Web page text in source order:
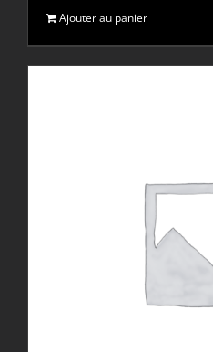
Ajouter au panier